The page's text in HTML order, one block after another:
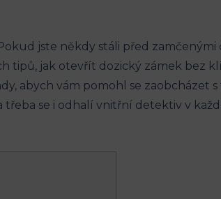
jste někdy stáli před zamčenými
tipů, jak otevřít dozický zámek bez
abych vám pomohl se zaobcházet
se i odhalí vnitřní detektiv v